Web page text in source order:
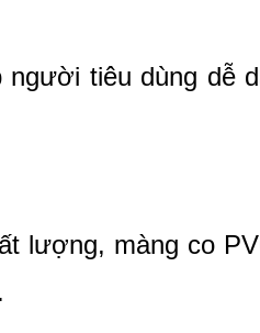
tiêu dùng dễ
lượng, màng co